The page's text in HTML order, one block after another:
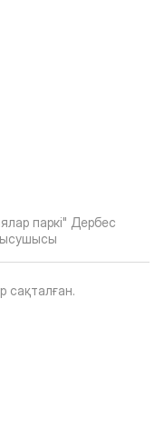
паркі" Дербес
сақталған.